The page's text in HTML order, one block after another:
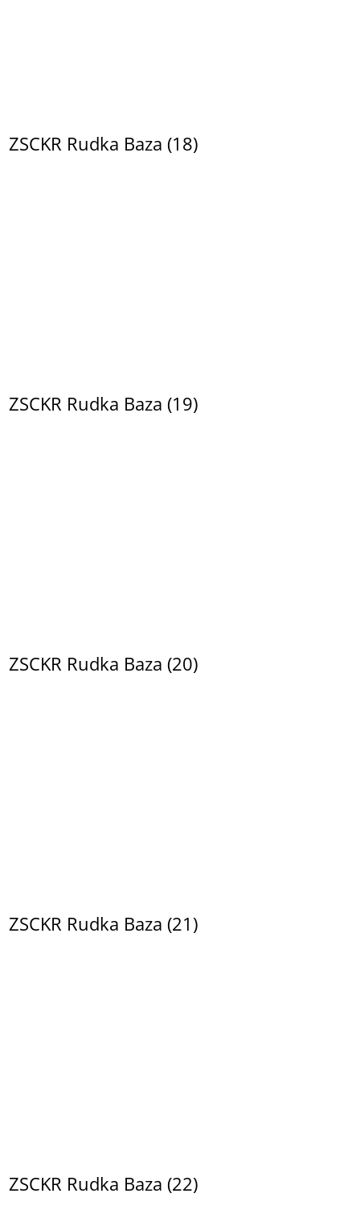
ZSCKR Rudka Baza (18)
ZSCKR Rudka Baza (19)
ZSCKR Rudka Baza (20)
ZSCKR Rudka Baza (21)
ZSCKR Rudka Baza (22)